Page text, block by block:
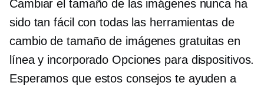
Cambiar el tamaño de las imágenes nunca ha
sido tan fácil con todas las herramientas de
cambio de tamaño de imágenes gratuitas en
línea y incorporado Opciones para dispositivos.
Esperamos que estos consejos te ayuden a